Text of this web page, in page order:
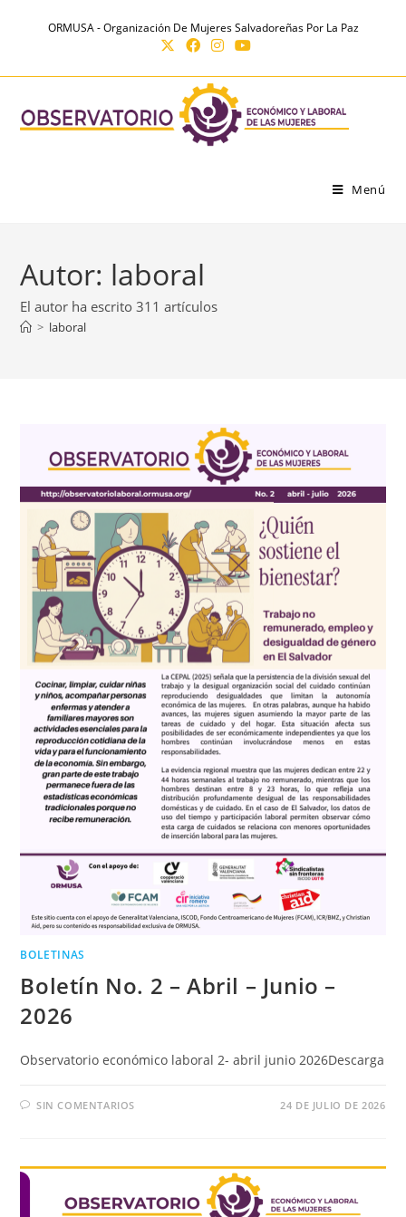
ORMUSA - Organización De Mujeres Salvadoreñas Por La Paz
Menú
Autor: laboral
El autor ha escrito 311 artículos
> laboral
BOLETINAS
Boletín No. 2 – Abril – Junio –
2026
Observatorio económico laboral 2- abril junio 2026Descarga
SIN COMENTARIOS 24 DE JULIO DE 2026